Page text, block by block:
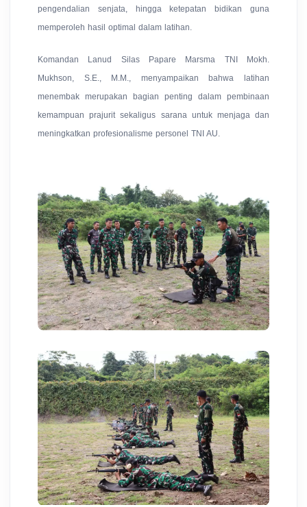
pengendalian senjata, hingga ketepatan bidikan guna
memperoleh hasil optimal dalam latihan.
Komandan Lanud Silas Papare Marsma TNI Mokh.
Mukhson, S.E., M.M., menyampaikan bahwa latihan
menembak merupakan bagian penting dalam pembinaan
kemampuan prajurit sekaligus sarana untuk menjaga dan
meningkatkan profesionalisme personel TNI AU.